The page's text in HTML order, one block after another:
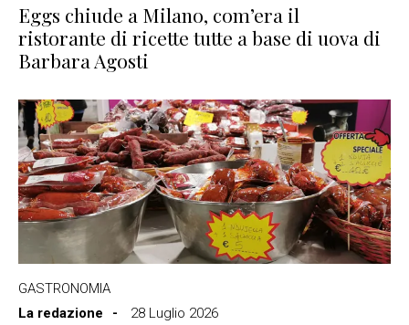
Eggs chiude a Milano, com’era il
ristorante di ricette tutte a base di uova di
Barbara Agosti
GASTRONOMIA
La redazione
28 Luglio 2026